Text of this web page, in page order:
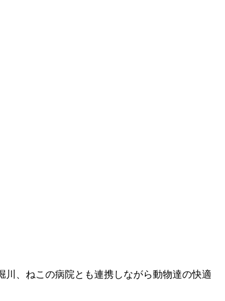
、ねこの病院とも連携しながら動物達の快適